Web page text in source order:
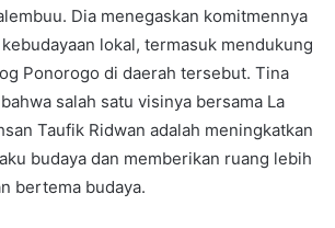
Dia menegaskan komitmennya
lokal, termasuk mendukung
Ponorogo di daerah tersebut. Tina
salah satu visinya bersama La
Taufik Ridwan adalah meningkatkan
budaya dan memberikan ruang lebih
bertema budaya.